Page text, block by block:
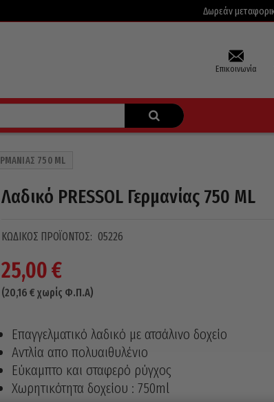
Δωρεάν
Επικοινωνία
750 ML
Λαδικό PRESSOL Γερμανίας 750 ML
ΚΩΔΙΚΌΣ ΠΡΟΪΌΝΤΟΣ: 05226
25,00€
(20,16 € χωρίς Φ.Π.Α)
Επαγγελματικό λαδικό με ατσάλινο δοχείο
Αντλία απο πολυαιθυλένιο
Εύκαμπτο και σταφερό ρύγχος
Χωρητικότητα δοχείου : 750ml